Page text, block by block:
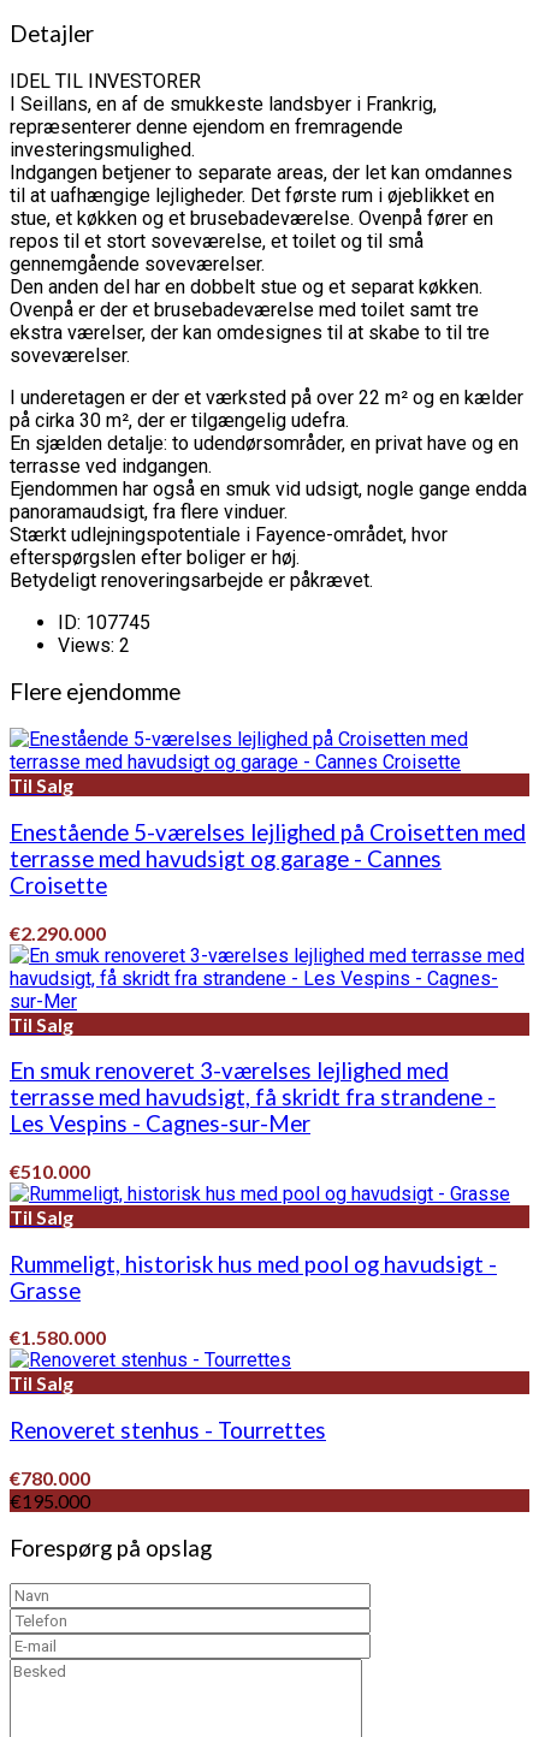
Detajler
IDEL TIL INVESTORER
I Seillans, en af ​​de smukkeste landsbyer i Frankrig,
repræsenterer denne ejendom en fremragende
investeringsmulighed.
Indgangen betjener to separate areas, der let kan omdannes
til at uafhængige lejligheder. Det første rum i øjeblikket en
stue, et køkken og et brusebadeværelse. Ovenpå fører en
repos til et stort soveværelse, et toilet og til små
gennemgående soveværelser.
Den anden del har en dobbelt stue og et separat køkken.
Ovenpå er der et brusebadeværelse med toilet samt tre
ekstra værelser, der kan omdesignes til at skabe to til tre
soveværelser.
I underetagen er der et værksted på over 22 m² og en kælder
på cirka 30 m², der er tilgængelig udefra.
En sjælden detalje: to udendørsområder, en privat have og en
terrasse ved indgangen.
Ejendommen har også en smuk vid udsigt, nogle gange endda
panoramaudsigt, fra flere vinduer.
Stærkt udlejningspotentiale i Fayence-området, hvor
efterspørgslen efter boliger er høj.
Betydeligt renoveringsarbejde er påkrævet.
ID: 107745
Views: 2
Flere ejendomme
Til Salg
Enestående 5-værelses lejlighed på Croisetten med
terrasse med havudsigt og garage - Cannes
Croisette
€2.290.000
Til Salg
En smuk renoveret 3-værelses lejlighed med
terrasse med havudsigt, få skridt fra strandene -
Les Vespins - Cagnes-sur-Mer
€510.000
Til Salg
Rummeligt, historisk hus med pool og havudsigt -
Grasse
€1.580.000
Til Salg
Renoveret stenhus - Tourrettes
€780.000
€195.000
Forespørg på opslag